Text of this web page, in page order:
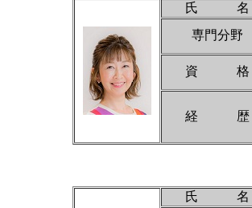
氏 名
専門分野
資 格
経 歴
氏 名